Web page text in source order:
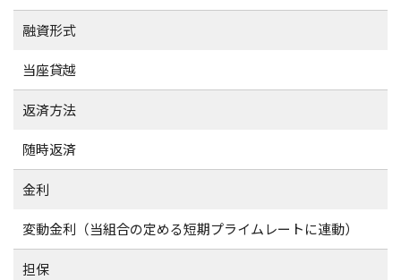
融資形式
当座貸越
返済方法
随時返済
金利
変動金利（当組合の定める短期プライムレートに連動）
担保